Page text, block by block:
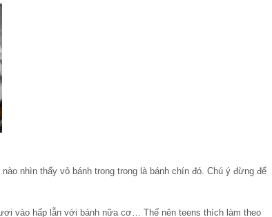
nhìn thấy vỏ bánh trong trong là bánh chín đó. Chú ý đừng để
vào hấp lẫn với bánh nữa cơ… Thế nên teens thích làm theo